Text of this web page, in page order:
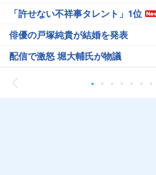
「許せない不祥事タレント」1位
俳優の戸塚純貴が結婚を発表
配信で激怒 堀大輔氏が物議